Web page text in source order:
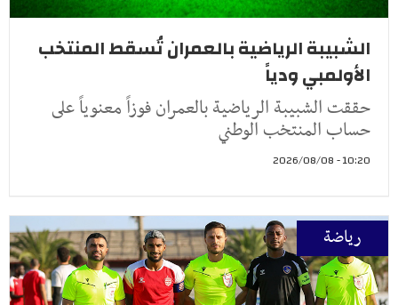
الشبيبة الرياضية بالعمران تُسقط المنتخب
الأولمبي ودياً
حققت الشبيبة الرياضية بالعمران فوزاً معنوياً على
حساب المنتخب الوطني
10:20 - 2026/08/08
رياضة